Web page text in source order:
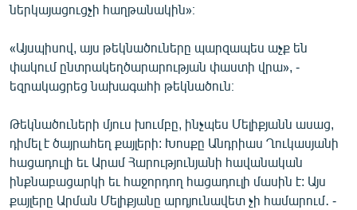
ներկայացուցչի հաղթանակին»։
«Այսպիսով, այս թեկնածուները պարզապես աչք են
փակում ընտրակեղծարարության փաստի վրա», -
եզրակացրեց նախագահի թեկնածուն։
Թեկնածուների մյուս խումբը, ինչպես Մելիքյանն ասաց,
դիմել է ծայրահեղ քայլերի: Խոսքը Անդրիաս Ղուկասյանի
հացադուլի եւ Արամ Հարությունյանի հավանական
ինքնաբացարկի եւ հաջորդող հացադուլի մասին է: Այս
քայլերը Արման Մելիքյանը արդյունավետ չի համարում․ -